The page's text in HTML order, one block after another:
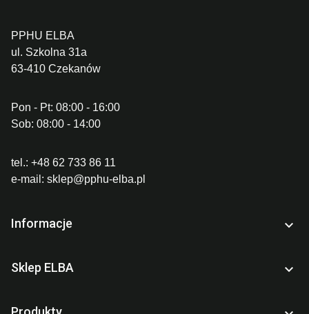
PPHU ELBA
ul. Szkolna 31a
63-410 Czekanów
Pon - Pt: 08:00 - 16:00
Sob: 08:00 - 14:00
tel.: +48 62 733 86 11
e-mail: sklep@pphu-elba.pl
Informacje 
Sklep ELBA 